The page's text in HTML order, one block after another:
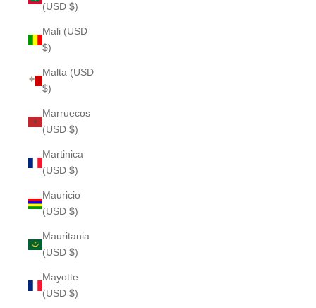
(USD $)
Mali (USD
$)
Malta (USD
$)
Marruecos
(USD $)
Martinica
(USD $)
Mauricio
(USD $)
Mauritania
(USD $)
Mayotte
(USD $)